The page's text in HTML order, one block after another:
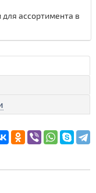
ассортимента в